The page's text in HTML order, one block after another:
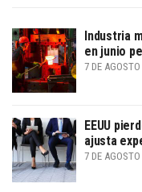
Industria
en junio
7 DE
EEUU
ajusta
7 DE